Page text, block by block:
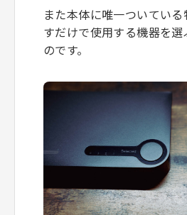
また本体に唯一ついてい
すだけで使用する機器を
のです。